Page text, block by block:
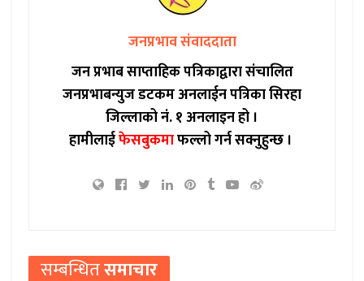
जनप्रभाव संवाददाता
जन प्रभाब साप्ताहिक पत्रिकाद्वारा संचालित
जनप्रभाबन्युज डटकम अनलाईन पत्रिका सिरहा
जिल्लाको नं. १ अनलाइन हो ।
हामीलाईफेसबुकमाफल्लो गर्न सक्नुहुन्छ ।
सम्बन्धितसमाचार